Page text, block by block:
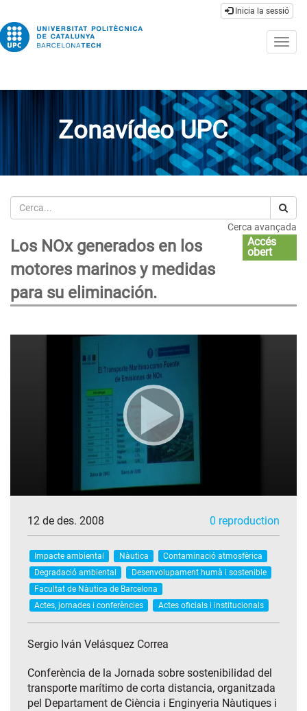
Inicia la sessió
Zonavídeo UPC
Cerca
Cerca avançada
Los NOx generados en los
motores marinos y medidas
para su eliminación.
Accés
obert
12 de des. 2008 0 reproduction
Impacte ambiental Nàutica
Contaminació atmosfèrica
Degradació ambiental
Desenvolupament humà i sostenible
Facultat de Nàutica de Barcelona
Actes, jornades i conferències
Actes oficials i institucionals
Sergio Iván Velásquez Correa
Conferència de la Jornada sobre sostenibilidad del
transporte marítimo de corta distancia, organitzada
pel Departament de Ciència i Enginyeria Nàutiques i